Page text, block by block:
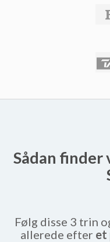
Sådan finder
Følg disse 3 trin
allerede efter et